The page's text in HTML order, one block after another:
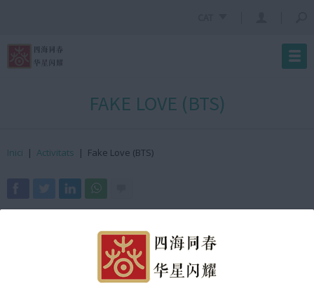
FAKE LOVE (BTS)
Inici | Activitats | Fake Love (BTS)
Arc de Triomf
3 de febrer de 2024
11:40h GMT +2